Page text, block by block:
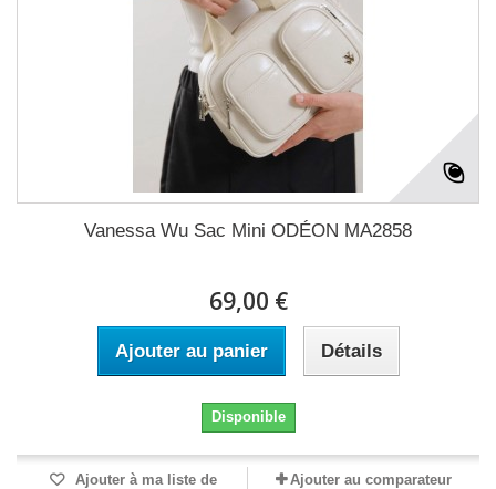
Vanessa Wu Sac Mini ODÉON MA2858
69,00 €
Ajouter au panier Détails
Disponible
Ajouter à ma liste de
Ajouter au comparateur